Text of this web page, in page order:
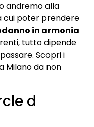
andremo alla
cui poter prendere
in armonia
tutto dipende
Scopri i
Milano da non
d